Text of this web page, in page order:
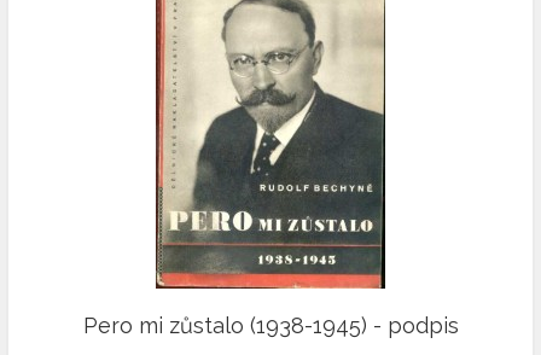
Pero mi zůstalo (1938-1945) - podpis